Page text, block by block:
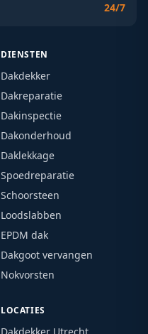
24/7
DIENSTEN
Dakdekker
Dakreparatie
Dakinspectie
Dakonderhoud
Daklekkage
Spoedreparatie
Schoorsteen
Loodslabben
EPDM dak
Dakgoot vervangen
Nokvorsten
LOCATIES